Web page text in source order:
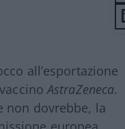
all’esportazione
AstraZeneca.
non dovrebbe, la